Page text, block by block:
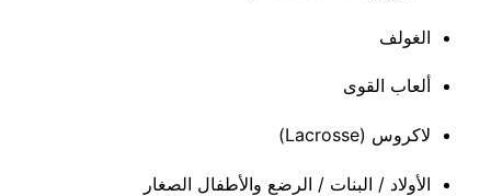
الغولف
ألعاب القوى
لاكروس (Lacrosse)
الأولاد / البنات / الرضع والأطفال الصغار